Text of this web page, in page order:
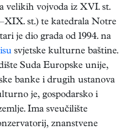
velikih vojvoda iz XVI. st.
st.) te katedrala Notre
je dio grada od 1994. na
svjetske kulturne baštine.
Suda Europske unije,
banke i drugih ustanova
je, gospodarsko i
Ima sveučilište
znanstvene